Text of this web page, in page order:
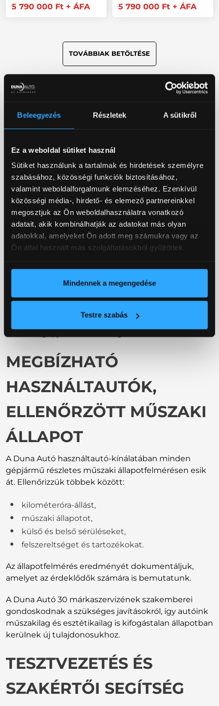
Beleegyezés Részletek A sütikről
Ez a weboldal sütiket használ
Sütiket használunk a tartalmak és hirdetések személyre
szabásához, közösségi funkciók biztosításához,
valamint weboldalforgalmunk elemzéséhez. Ezenkívül
közösségi média-, hirdető- és elemező partnereinkkel
megosztjuk az Ön weboldalhasználatra vonatkozó
adatait, akik kombinálhatják az adatokat más olyan
adatokkal, amelyeket Ön adott meg számukra vagy az
Ön által használt más szolgáltatásokból gyűjtöttek.
Mindennek a megengedése
Testre szabás
5 790 000 Ft + ÁFA 5 790 000 Ft + ÁFA
TOVÁBBIAK BETÖLTÉSE
FINANSZÍROZÁS ÉS
BIZTOSÍTÁS
kiválasztása mellett a finanszírozásban és a biztosítás
megkötésében is segítséget nyújtunk.
Kedvező, forintalapú autóhitel- és
lízingkonstrukciókat kínálunk szerződött
partnerünk, a Merkantil Bank közreműködésével.
Magánszemélyek számára zárt végű pénzügyi lízing,
vállalkozások részére pedig zárt vagy nyílt végű
pénzügyi lízing is elérhető. Kollégáink segítenek
megtalálni az Ön számára legkedvezőbb
Biztosítási partnerünk, a CLB Független Biztosítási
Alkusz Kft. révén a vezető biztosítótársaságok
ajánlatai közül választhat, így gyorsan megtalálhatja
az igényeinek leginkább megfelelő casco- és
MEGBÍZHATÓ
HASZNÁLTAUTÓK,
ELLENŐRZÖTT MŰSZAKI
ÁLLAPOT
A Duna Autó használtautó-kínálatában minden
gépjármű részletes műszaki állapotfelmérésen esik
át. Ellenőrizzük többek között:
kilométeróra-állást,
műszaki állapotot,
külső és belső sérüléseket,
felszereltséget és tartozékokat.
Az állapotfelmérés eredményét dokumentáljuk,
amelyet az érdeklődők számára is bemutatunk.
A Duna Autó 30 márkaszervizének szakemberei
gondoskodnak a szükséges javításokról, így autóink
műszakilag és esztétikailag is kifogástalan állapotban
kerülnek új tulajdonosukhoz.
TESZTVEZETÉS ÉS
SZAKÉRTŐI SEGÍTSÉG